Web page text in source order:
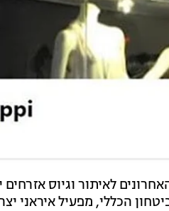
לאיתור וגיוס
הכללי, מפעיל איראני